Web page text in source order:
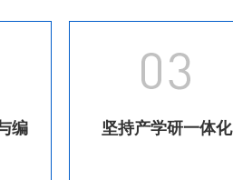
编
坚持产学研一体化